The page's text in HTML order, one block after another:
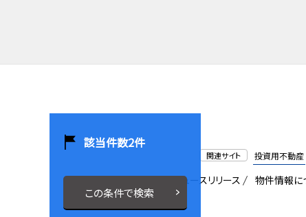
該当件数2件
この条件で検索
関連サイト 投資用不動産
会社概要 採用情報 ニュースリリース 物件情報に